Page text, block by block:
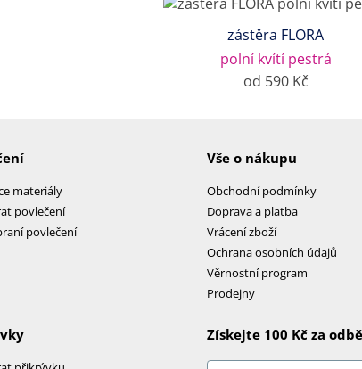
zástěra FLORA
polní kvítí pestrá
od 590 Kč
materiály
povlečení
povlečení
Vše o nákupu
Obchodní podmínky
Doprava a platba
Vrácení zboží
Ochrana osobních údajů
Věrnostní program
Prodejny
Získejte 100 Kč za